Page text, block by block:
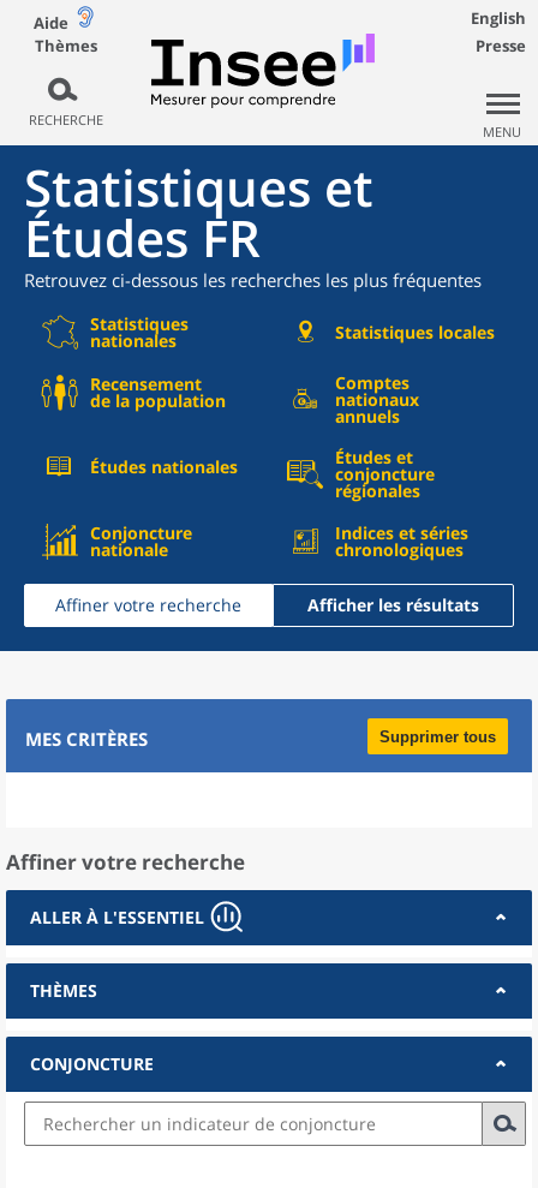
Aide
Thèmes
RECHERCHE
English
Presse
MENU
Statistiques et
Études FR
Retrouvez ci-dessous les recherches les plus fréquentes
Statistiques
nationales Statistiques locales
Recensement
de la population
Comptes
nationaux
annuels
Études nationales Études et
conjoncture
régionales
Conjoncture
nationale
Indices et séries
chronologiques
Affiner votre recherche Afficher les résultats
MES CRITÈRES Supprimer tous
Affiner votre recherche
ALLER À L'ESSENTIEL
THÈMES
CONJONCTURE